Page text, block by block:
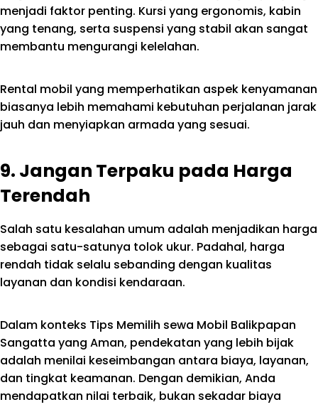
menjadi faktor penting. Kursi yang ergonomis, kabin
yang tenang, serta suspensi yang stabil akan sangat
membantu mengurangi kelelahan.
Rental mobil yang memperhatikan aspek kenyamanan
biasanya lebih memahami kebutuhan perjalanan jarak
jauh dan menyiapkan armada yang sesuai.
9. Jangan Terpaku pada Harga
Terendah
Salah satu kesalahan umum adalah menjadikan harga
sebagai satu-satunya tolok ukur. Padahal, harga
rendah tidak selalu sebanding dengan kualitas
layanan dan kondisi kendaraan.
Dalam konteks Tips Memilih sewa Mobil Balikpapan
Sangatta yang Aman, pendekatan yang lebih bijak
adalah menilai keseimbangan antara biaya, layanan,
dan tingkat keamanan. Dengan demikian, Anda
mendapatkan nilai terbaik, bukan sekadar biaya